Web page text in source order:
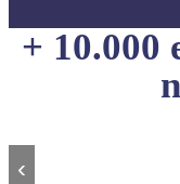
+ 10.000
‹